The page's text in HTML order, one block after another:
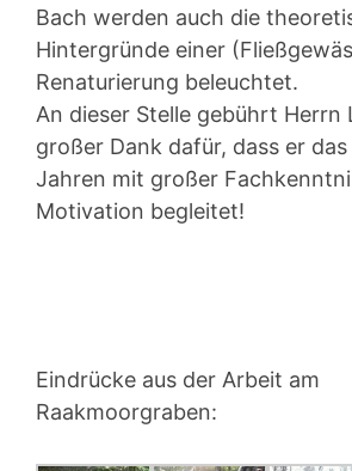
Bach werden auch die
Hintergründe einer
Renaturierung beleuchtet.
An dieser Stelle gebührt Herrn
großer Dank dafür, dass er
Jahren mit großer
Motivation begleitet!
Eindrücke aus der Arbeit am
Raakmoorgraben: